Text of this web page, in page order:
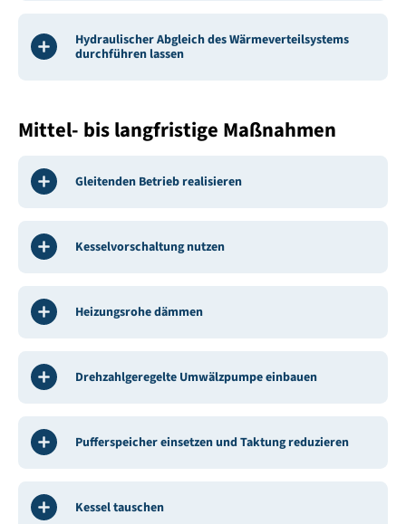
Hydraulischer Abgleich des Wärmeverteilsystems
durchführen lassen
Mittel- bis langfristige Maßnahmen
Gleitenden Betrieb realisieren
Kesselvorschaltung nutzen
Heizungsrohe dämmen
Drehzahlgeregelte Umwälzpumpe einbauen
Pufferspeicher einsetzen und Taktung reduzieren
Kessel tauschen